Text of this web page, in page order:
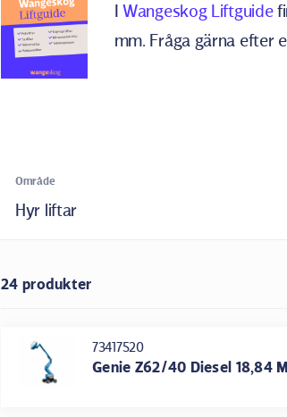
IWangeskog Liftguide
mm. Fråga gärna efter
Område
Hyr liftar
24 produkter
73417520
Genie Z62/40 Diesel 18,84 M